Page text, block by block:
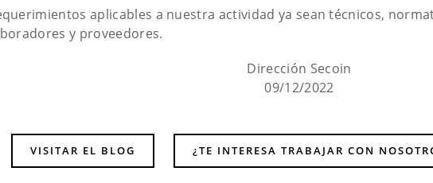
aplicables a nuestra actividad ya sean técnicos,
y proveedores.
Dirección Secoin
09/12/2022
VISITAR EL BLOG ¿TE INTERESA TRABAJAR CON